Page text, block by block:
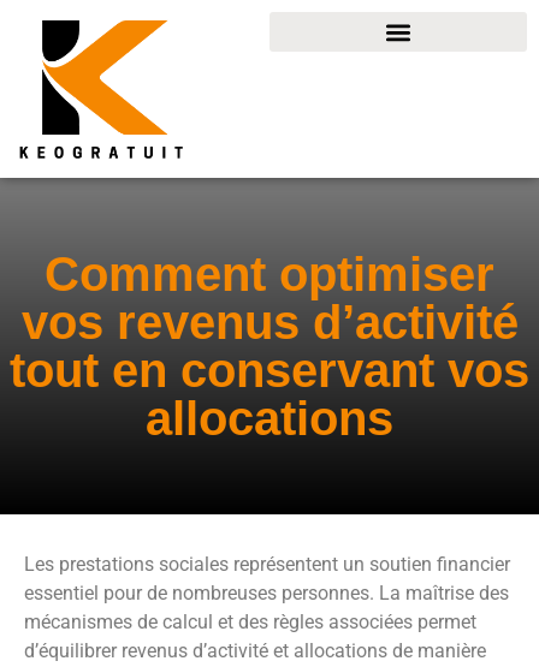
Comment optimiser
vos revenus d’activité
tout en conservant vos
allocations
Les prestations sociales représentent un soutien financier
essentiel pour de nombreuses personnes. La maîtrise des
mécanismes de calcul et des règles associées permet
d’équilibrer revenus d’activité et allocations de manière